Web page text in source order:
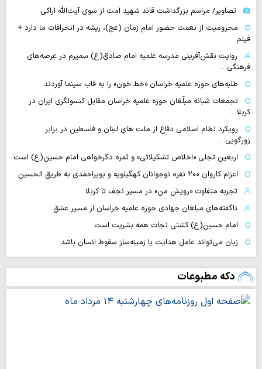
تصاویر/ مراسم بزرگداشت قائد شهید امت از سوی آیت‌الله اراکی
محرومیت از نعمت حضور امام زمان (عج)، ریشه در انحرافات ما دارد +
فیلم
روایت نقش‌آفرینی مدرسه علمیه امام صادق(ع) سمیرم در عرصه‌های
فرهنگی…
طلبه‌های حوزه علمیه خراسان «خط خون» را به قاب سینما آوردند
تجمعات شبانه مبلّغان حوزه علمیه خراسان مقابل کنسولگری ایران در
کربلا…
رویکرد نظام اسلامی دفاع از ملت های لبنان و فلسطین در برابر
زورگویی…
اربعین تجلی «اخلاص تشکیلاتی» و ثمره دگرخواهی امام حسین(ع) است
اعزام کاروان ۲۰۰ نفره نوجوانان کهگیلویه و بویراحمدی به طریق الحسین…
تجربه متفاوت «رویش من» در مسیر نجف تا کربلا
ناگفته‌های مبلغان جهادی حوزه علمیه خراسان از مسیر عشق
امام حسین(ع) کشتی نجات همه بشریت است
زبان می‌تواند عامل هدایت یا زمینه‌ساز سقوط انسان باشد
دکه مطبوعات